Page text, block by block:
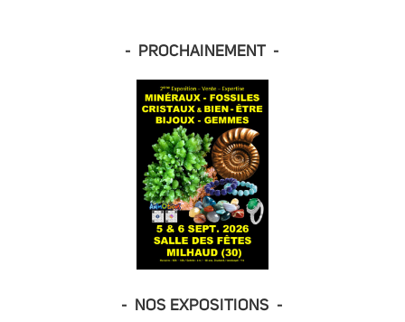
- PROCHAINEMENT -
- NOS EXPOSITIONS -